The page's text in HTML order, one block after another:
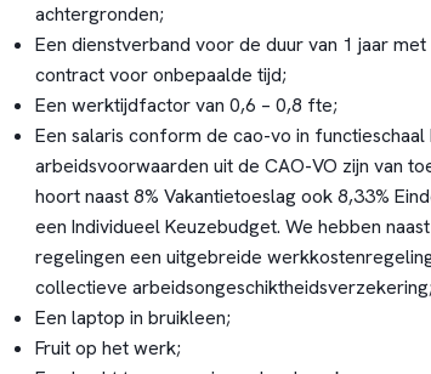
achtergronden;
Een dienstverband voor de duur van 1 jaar
contract voor onbepaalde tijd;
Een werktijdfactor van 0,6 – 0,8 fte;
Een salaris conform de cao-vo in functieschaal
arbeidsvoorwaarden uit de CAO-VO zijn van
hoort naast 8% Vakantietoeslag ook 8,33%
een Individueel Keuzebudget. We hebben
regelingen een uitgebreide
collectieve arbeidsongeschiktheidsverzekering;
Een laptop in bruikleen;
Fruit op het werk;